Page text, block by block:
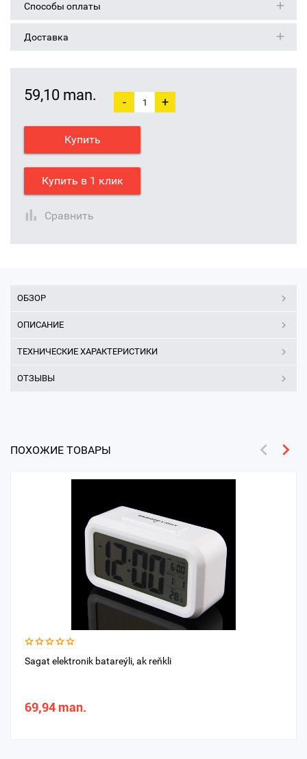
Способы оплаты
Доставка
59,10 man. - +
Купить
Купить в 1 клик
Сравнить
ОБЗОР
ОПИСАНИЕ
ТЕХНИЧЕСКИЕ ХАРАКТЕРИСТИКИ
ОТЗЫВЫ
ПОХОЖИЕ ТОВАРЫ
Sagat elektronik batareýli, ak reňkli
69,94 man.